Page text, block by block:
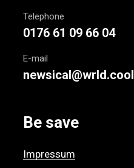
Telephone
0176 61 09 66 04
E-mail
newsical@wrld.cool
Be save
Impressum